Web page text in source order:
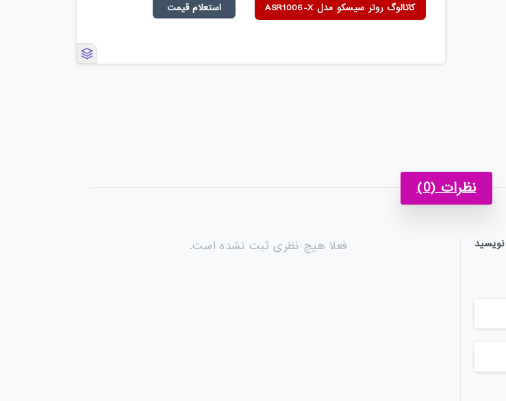
کاتالوگ روتر سیسکو مدل ASR1006-X استعلام قیمت
نظرات (0)
فعلا هیچ نظری ثبت نشده است.